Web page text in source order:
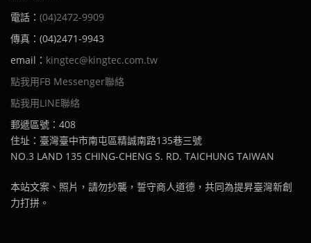
電話： (04)2472-9909
傳真：(04)2471-9943
email： kingtec@kingtec.com.tw
點我用FB Messenger聯絡
點我用LINE聯絡
郵遞區號：408
住址：臺灣臺中市南屯區精誠南路135巷三號
NO.3 LAND 135 CHING-CHENG S. RD. TAICHUNG TAIWAN
本站文案、照片，請勿抄襲，誓守商人道德，共同為提昇臺灣新創
力打拼。